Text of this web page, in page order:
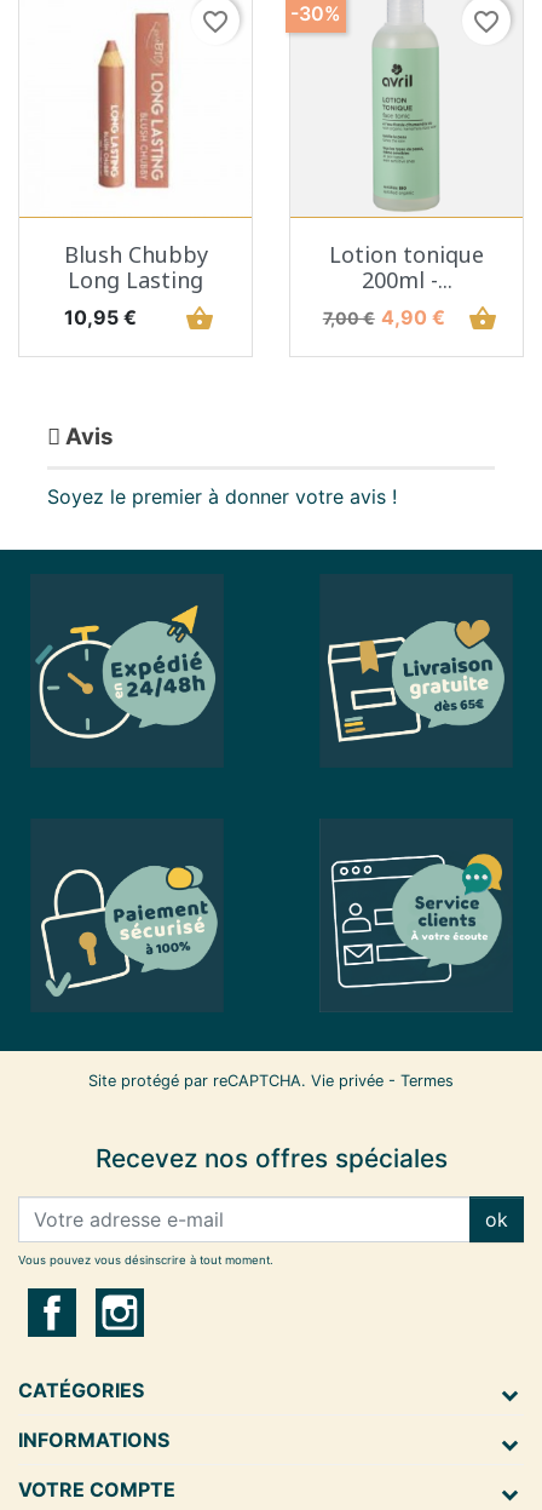
favorite_border
Blush Chubby
Long Lasting
Prix
10,95 € shopping_basket
favorite_border
Lotion tonique
200ml -...
Prix de base
7,00 € Prix
4,90 € shopping_basket
-30%
Avis
Soyez le premier à donner votre avis !
Site protégé par reCAPTCHA. Vie privée - Termes
Recevez nos offres spéciales
ok
Vous pouvez vous désinscrire à tout moment.
CATÉGORIES
INFORMATIONS
VOTRE COMPTE